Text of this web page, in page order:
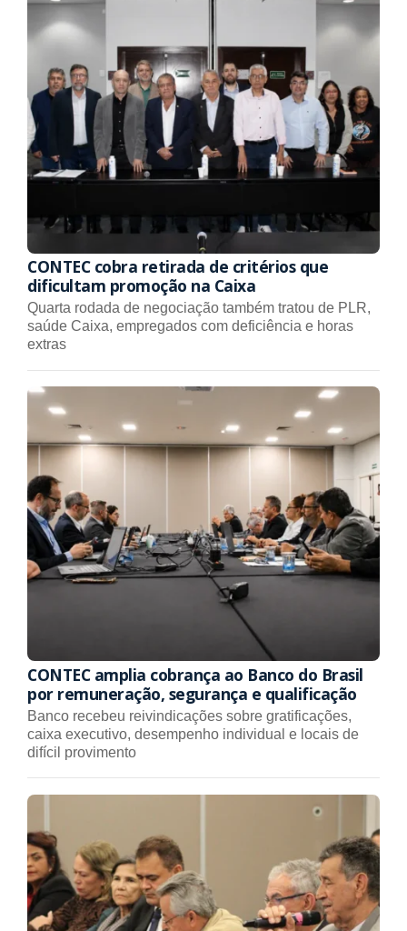
CONTEC cobra retirada de critérios que
dificultam promoção na Caixa
Quarta rodada de negociação também tratou de PLR,
saúde Caixa, empregados com deficiência e horas
extras
CONTEC amplia cobrança ao Banco do Brasil
por remuneração, segurança e qualificação
Banco recebeu reivindicações sobre gratificações,
caixa executivo, desempenho individual e locais de
difícil provimento